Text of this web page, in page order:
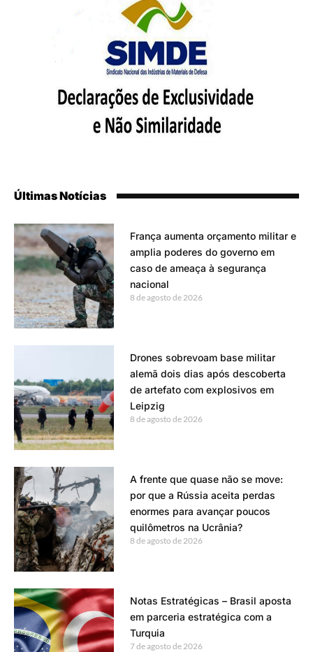
Últimas Notícias
França aumenta orçamento militar e
amplia poderes do governo em
caso de ameaça à segurança
nacional
8 de agosto de 2026
Drones sobrevoam base militar
alemã dois dias após descoberta
de artefato com explosivos em
Leipzig
8 de agosto de 2026
A frente que quase não se move:
por que a Rússia aceita perdas
enormes para avançar poucos
quilômetros na Ucrânia?
8 de agosto de 2026
Notas Estratégicas – Brasil aposta
em parceria estratégica com a
Turquia
7 de agosto de 2026